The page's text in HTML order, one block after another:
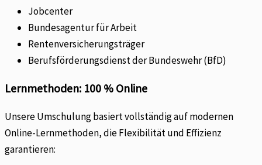
Jobcenter
Bundesagentur für Arbeit
Rentenversicherungsträger
Berufsförderungsdienst der Bundeswehr (BfD)
Lernmethoden: 100 % Online
Unsere Umschulung basiert vollständig auf modernen
Online-Lernmethoden, die Flexibilität und Effizienz
garantieren: